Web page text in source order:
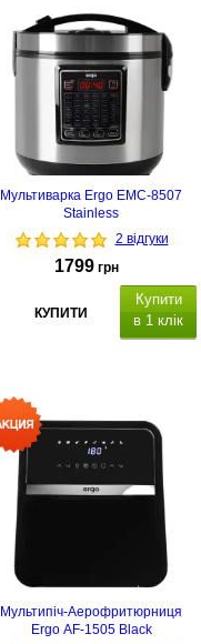
Мультиварка Ergo EMC-8507
Stainless
2 відгуки
1799 грн
КУПИТИ
Купити
в 1 клік
Мультипіч-Аерофритюрниця
Ergo AF-1505 Black